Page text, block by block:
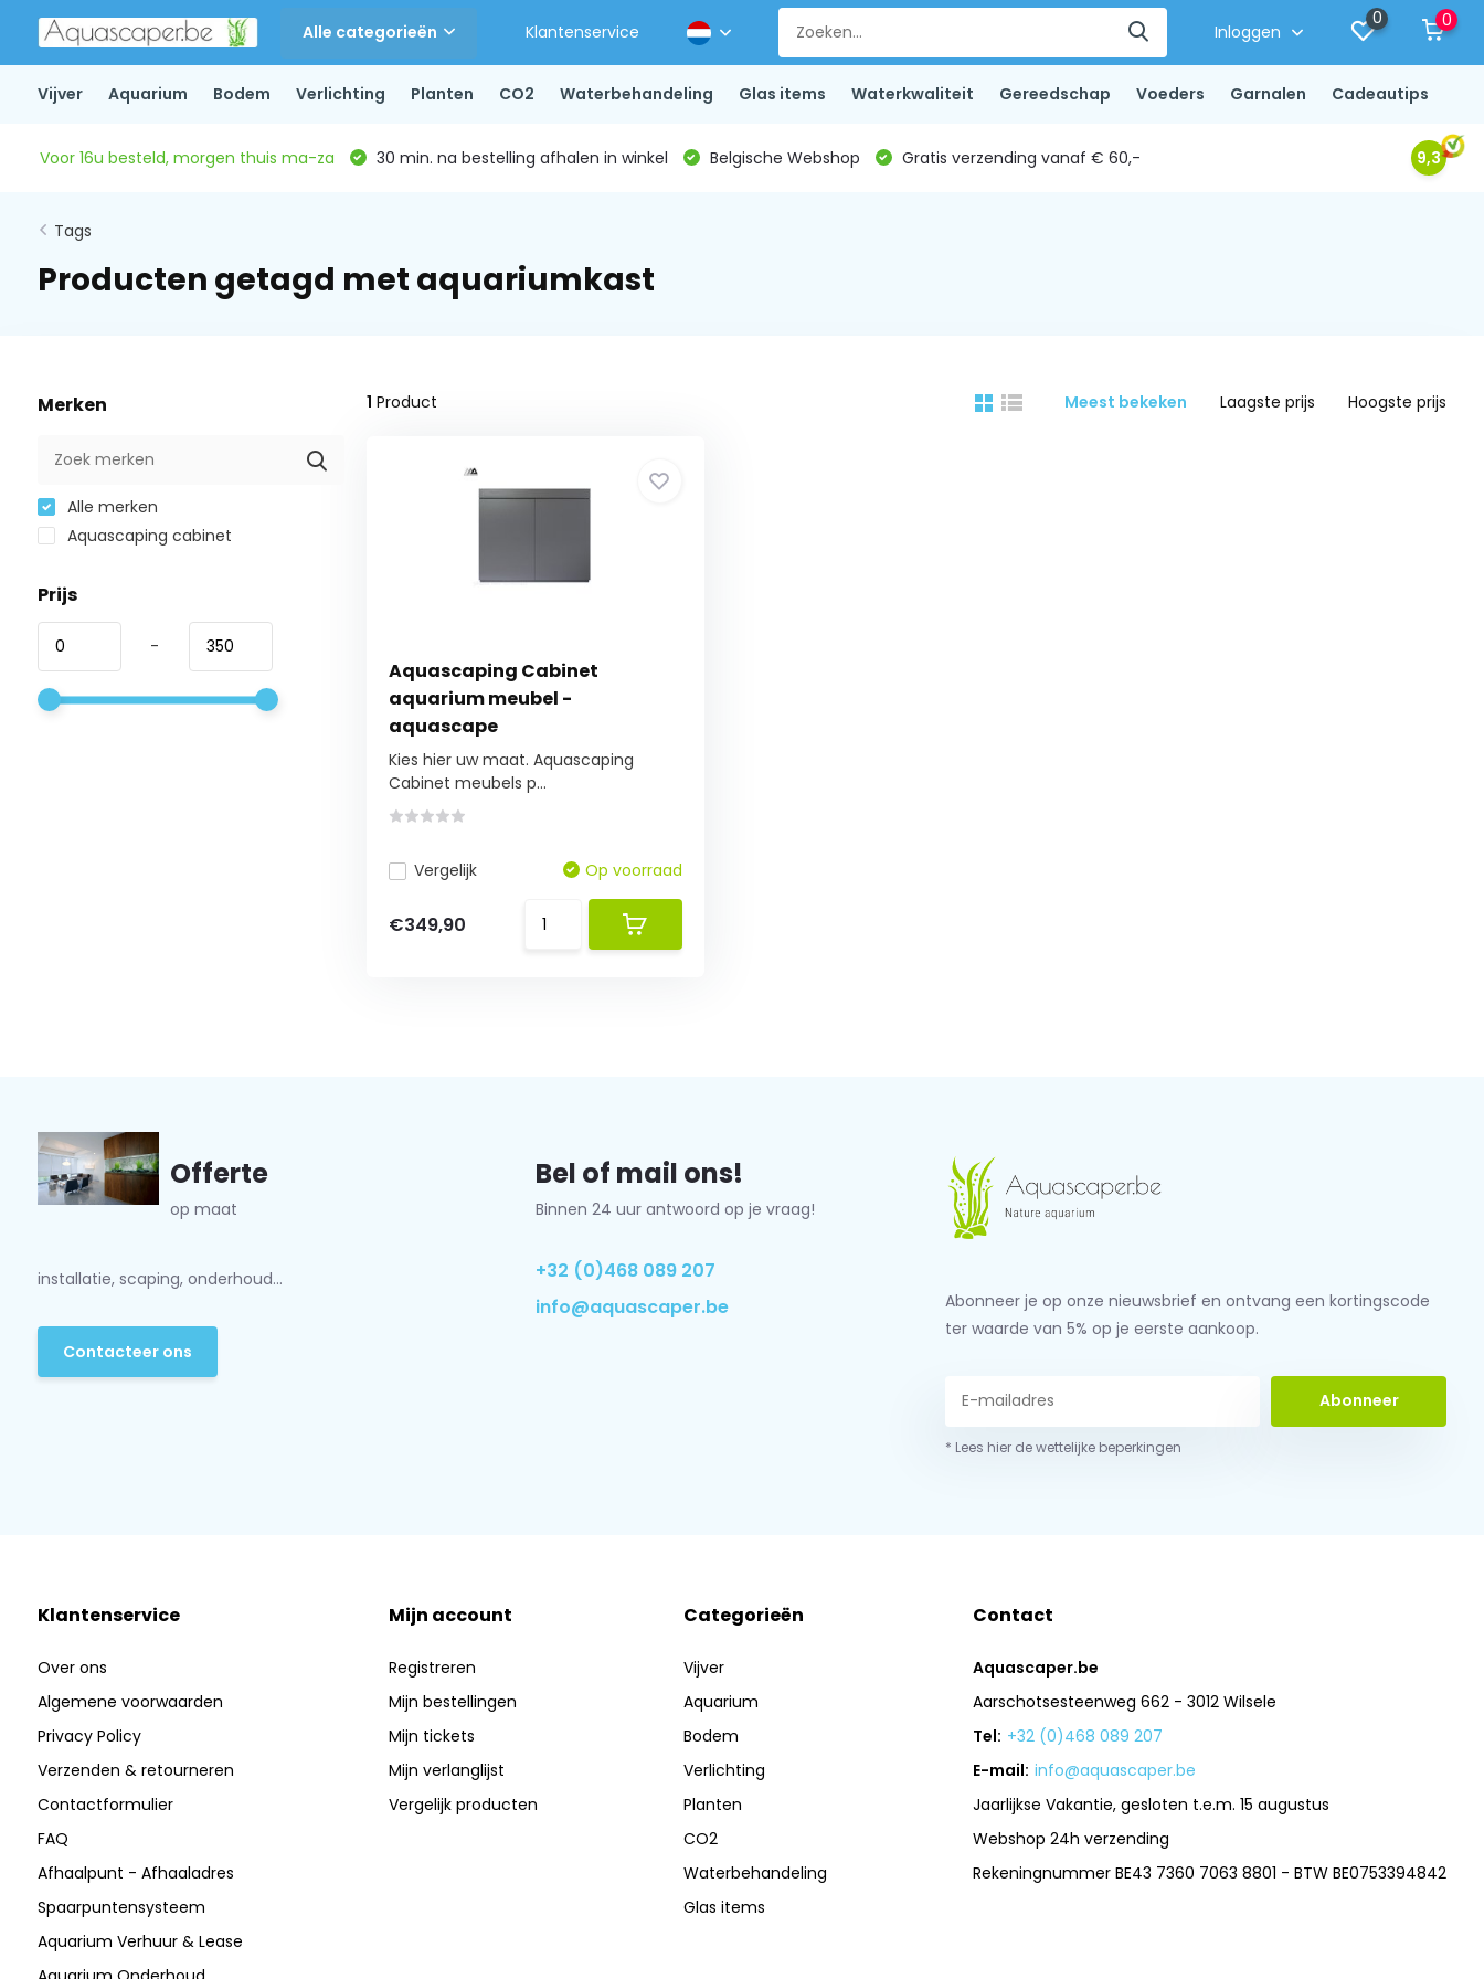
Alle categorieën Klantenservice Inloggen
0 0
Vijver Aquarium Bodem Verlichting Planten CO2 Waterbehandeling Glas items Waterkwaliteit Gereedschap Voeders Garnalen Cadeautips
Voor 16u besteld, morgen thuis ma-za 30 min. na bestelling afhalen in winkel Belgische Webshop Gratis verzending vanaf € 60,- 9,3
Tags
Producten getagd met aquariumkast
Merken
Alle merken
Aquascaping cabinet
Prijs
-
1 Product Meest bekeken Laagste prijs Hoogste prijs
Aquascaping Cabinet
aquarium meubel -
aquascape
Kies hier uw maat. Aquascaping
Cabinet meubels p...
Vergelijk Op voorraad
€349,90
Offerte
op maat
installatie, scaping, onderhoud...
Contacteer ons
Bel of mail ons!
Binnen 24 uur antwoord op je vraag!
+32 (0)468 089 207
info@aquascaper.be
Abonneer je op onze nieuwsbrief en ontvang een kortingscode
ter waarde van 5% op je eerste aankoop.
Abonneer
* Lees hier de wettelijke beperkingen
Klantenservice
Over ons
Algemene voorwaarden
Privacy Policy
Verzenden & retourneren
Contactformulier
FAQ
Afhaalpunt - Afhaaladres
Spaarpuntensysteem
Aquarium Verhuur & Lease
Mijn account
Registreren
Mijn bestellingen
Mijn tickets
Mijn verlanglijst
Vergelijk producten
Categorieën
Vijver
Aquarium
Bodem
Verlichting
Planten
CO2
Waterbehandeling
Glas items
Contact
Aquascaper.be
Aarschotsesteenweg 662 - 3012 Wilsele
Tel: +32 (0)468 089 207
E-mail: info@aquascaper.be
Jaarlijkse Vakantie, gesloten t.e.m. 15 augustus
Webshop 24h verzending
Rekeningnummer BE43 7360 7063 8801 - BTW BE0753394842